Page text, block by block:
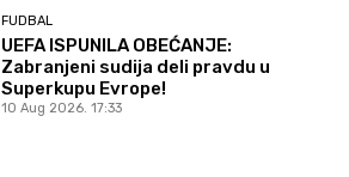
FUDBAL
UEFA ISPUNILA OBEĆANJE:
Zabranjeni sudija deli pravdu u
Superkupu Evrope!
10 Aug 2026. 17:33